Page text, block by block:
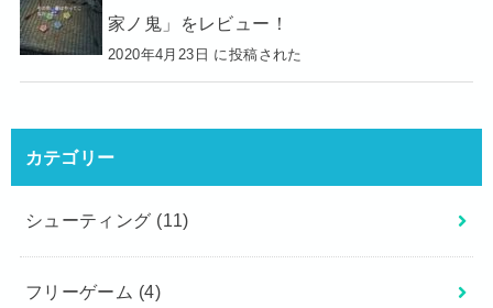
家ノ鬼」をレビュー！
2020年4月23日 に投稿された
カテゴリー
シューティング (11)
フリーゲーム (4)